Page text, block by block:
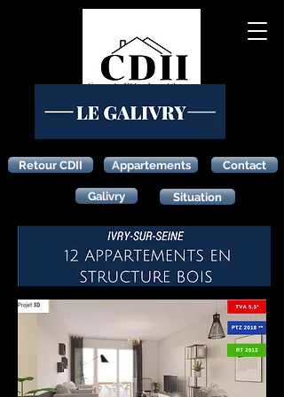
Retour CDII Appartements Contact
Galivry Situation